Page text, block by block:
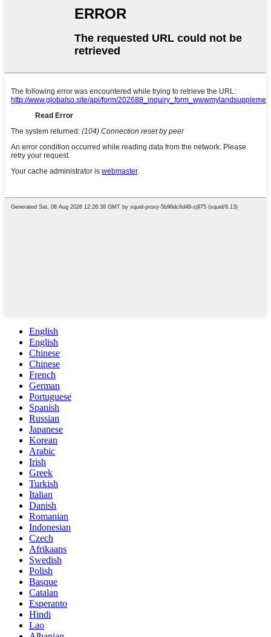
English
English
Chinese
Chinese
French
German
Portuguese
Spanish
Russian
Japanese
Korean
Arabic
Irish
Greek
Turkish
Italian
Danish
Romanian
Indonesian
Czech
Afrikaans
Swedish
Polish
Basque
Catalan
Esperanto
Hindi
Lao